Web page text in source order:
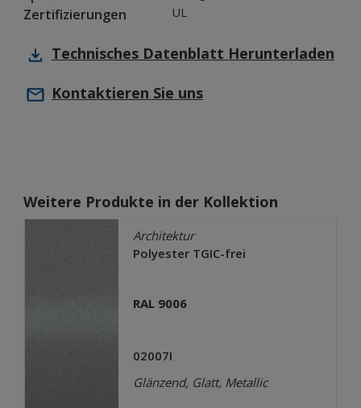
Zertifizierungen UL
Technisches Datenblatt Herunterladen
Kontaktieren Sie uns
Weitere Produkte in der Kollektion
Architektur
Polyester TGIC-frei
RAL 9006
02007I
Glänzend, Glatt, Metallic